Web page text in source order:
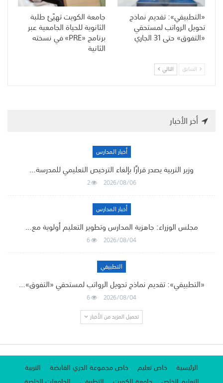
«التطبيقي»: تقديم نماذج
تحويل الرواتب لمستحقي
«التفوق» حتى 31 الجاري
جامعة الكويت تهيّئ طلبة
الثانوية للحياة الجامعية عبر
برنامج «PRE» في نسخته
الثانية
السابق التالي
أخر الأخبار
أخبار المدارس
وزير التربية يصدر قرارًا بإلغاء الترخيص التعليمي للمدرسة…
2026/08/06
2
أخبار المدارس
مجلس الوزراء: جاهزية المدارس وتطوير التعليم أولوية مع…
2026/08/04
6
التطبيقي
«التطبيقي»: تقديم نماذج تحويل الرواتب لمستحقي «التفوق»…
2026/08/04
6
تحميل المزيد من الأخبار
الرئيسية خاص تعليم خاص مجموعة الجري القابضة
التربية